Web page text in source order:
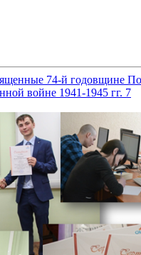
74-й годовщине
войне 1941-1945 гг. 7